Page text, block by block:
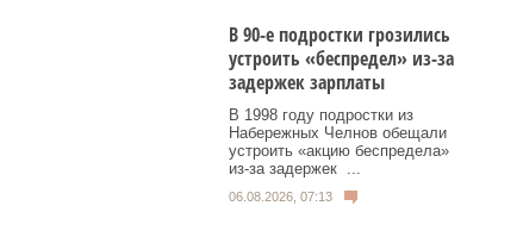
В 90-е подростки грозились
устроить «беспредел» из-за
задержек зарплаты
В 1998 году подростки из
Набережных Челнов обещали
устроить «акцию беспредела»
из‑за задержек ...
06.08.2026, 07:13